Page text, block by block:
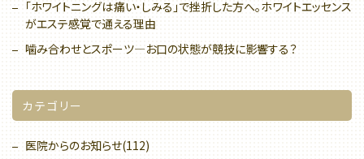
「ホワイトニングは痛い・しみる」で挫折した方へ。ホワイトエッセンス
がエステ感覚で通える理由
噛み合わせとスポーツ—お口の状態が競技に影響する？
カテゴリー
医院からのお知らせ(112)